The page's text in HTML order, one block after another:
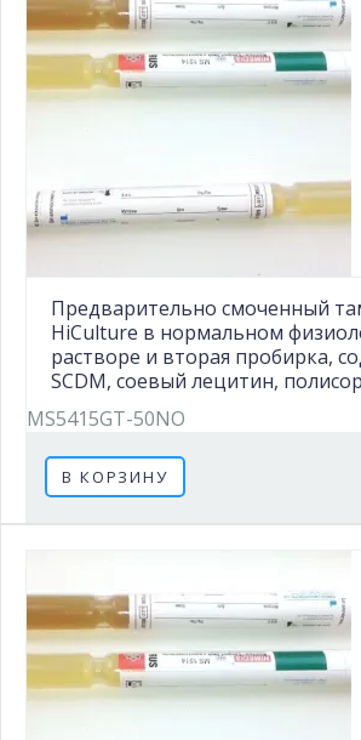
Предварительно смоченный
HiCulture в нормальном
растворе и вторая пробирка,
SCDM, соевый лецитин,
MS5415GT-50NO
В КОРЗИНУ